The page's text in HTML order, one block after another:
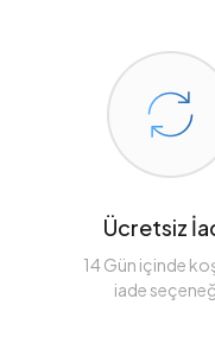
Ücretsiz
14 Gün içinde
iade